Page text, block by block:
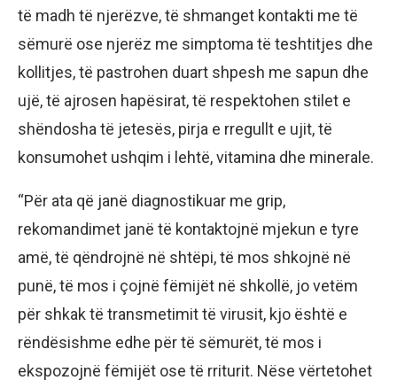
të madh të njerëzve, të shmanget kontakti me të
sëmurë ose njerëz me simptoma të teshtitjes dhe
kollitjes, të pastrohen duart shpesh me sapun dhe
ujë, të ajrosen hapësirat, të respektohen stilet e
shëndosha të jetesës, pirja e rregullt e ujit, të
konsumohet ushqim i lehtë, vitamina dhe minerale.
“Për ata që janë diagnostikuar me grip,
rekomandimet janë të kontaktojnë mjekun e tyre
amë, të qëndrojnë në shtëpi, të mos shkojnë në
punë, të mos i çojnë fëmijët në shkollë, jo vetëm
për shkak të transmetimit të virusit, kjo është e
rëndësishme edhe për të sëmurët, të mos i
ekspozojnë fëmijët ose të rriturit. Nëse vërtetohet